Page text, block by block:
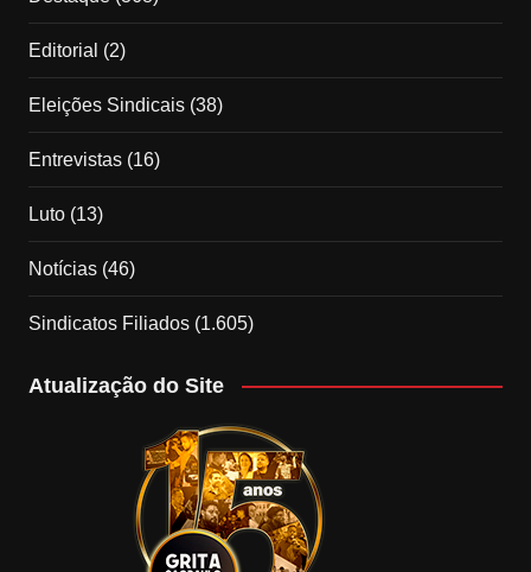
Editorial (2)
Eleições Sindicais(38)
Entrevistas(16)
Luto(13)
Notícias(46)
Sindicatos Filiados(1.605)
Atualização do Site